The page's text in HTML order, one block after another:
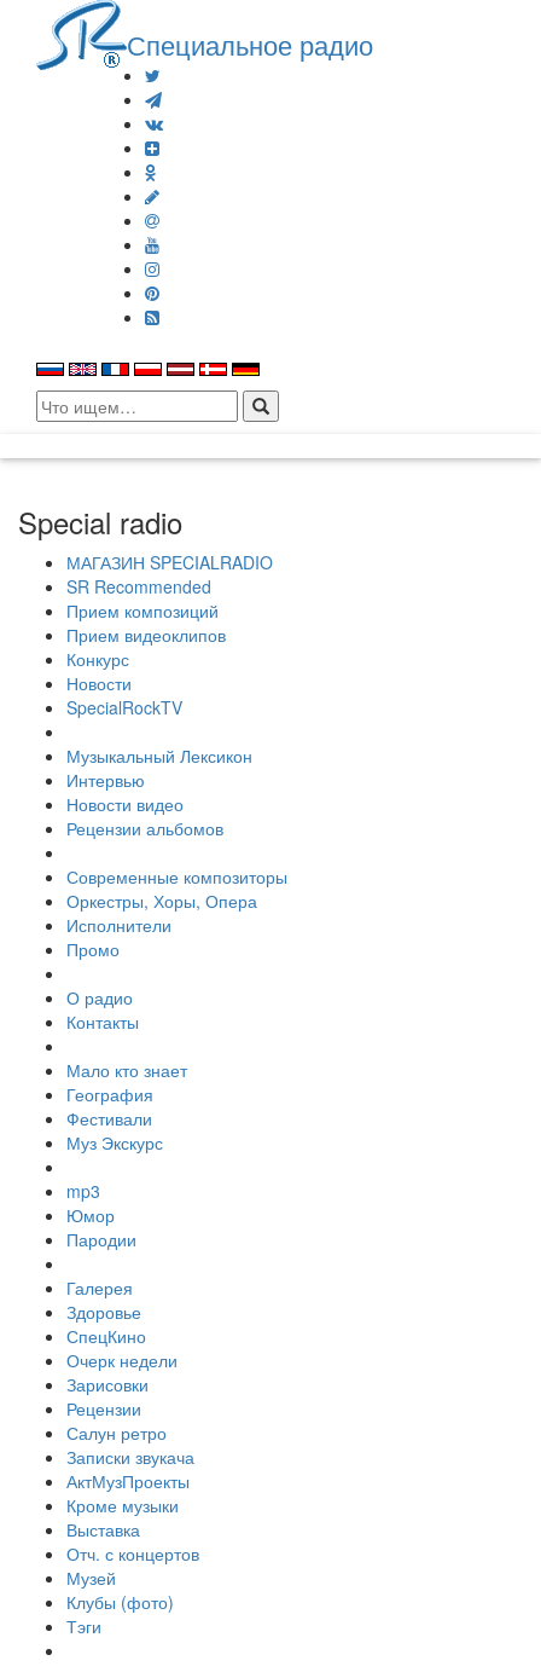
Специальное радио
Search
for:
Special radio
МАГАЗИН SPECIALRADIO
SR Recommended
Прием композиций
Прием видеоклипов
Конкурс
Новости
SpecialRockTV
Музыкальный Лексикон
Интервью
Новости видео
Рецензии альбомов
Современные композиторы
Оркестры, Хоры, Опера
Исполнители
Промо
О радио
Контакты
Мало кто знает
География
Фестивали
Муз Экскурс
mp3
Юмор
Пародии
Галерея
Здоровье
СпецКино
Очерк недели
Зарисовки
Рецензии
Салун ретро
Записки звукача
АктМузПроекты
Кроме музыки
Выставка
Отч. с концертов
Музей
Клубы (фото)
Тэги